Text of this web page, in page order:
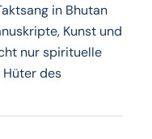
in Bhutan
Kunst und
nur spirituelle
des